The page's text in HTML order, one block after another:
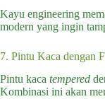
Kayu engineering
modern yang ingin
7. Pintu Kaca dengan
Pintu kaca tempered
Kombinasi ini akan